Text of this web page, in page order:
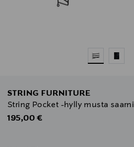
STRING FURNITURE
String Pocket -hylly musta saarni
Original Price
195,00 €